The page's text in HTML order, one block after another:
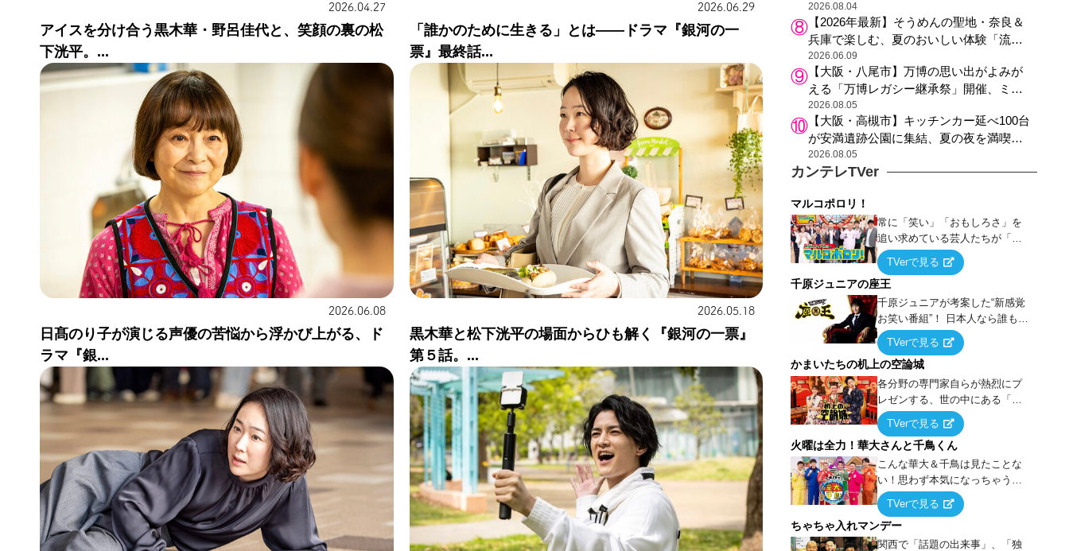
2026.04.27
アイスを分け合う黒木華・野呂佳代と、笑顔の裏の松
下洸平。...
2026.06.29
「誰かのために生きる」とは——ドラマ『銀河の一
票』最終話...
2026.06.08
日髙のり子が演じる声優の苦悩から浮かび上がる、ド
ラマ『銀...
2026.05.18
黒木華と松下洸平の場面からひも解く『銀河の一票』
第５話。...
銘菓“おたべ”との限定コラボも
2026.08.04
【2026年最新】そうめんの聖地・奈良＆
兵庫で楽しむ、夏のおいしい体験「流し
そうめん体験」おすすめ3選
2026.06.09
【大阪・八尾市】万博の思い出がよみが
える「万博レガシー継承祭」開催、ミャ
クミャク登場、大屋根リング木材展示も
2026.08.05
【大阪・高槻市】キッチンカー延べ100台
が安満遺跡公園に集結、夏の夜を満喫す
る4日間のグルメイベント
2026.08.05
カンテレTVer
マルコポロリ！
常に「笑い」「おもしろさ」を
追い求めている芸人たちが「芸
能界」という大海原に漕ぎ出で
て、新たなオモシロ人間を発掘
する！
TVerで見る
千原ジュニアの座王
千原ジュニアが考案した“新感覚
お笑い番組”！ 日本人なら誰もが
馴染みのある『イス取りゲー
ム』をベースに、大喜利・ギャ
グ・モノボケ・歌…など様々な
お題で芸人がショートネタを競
い合う！
TVerで見る
かまいたちの机上の空論城
各分野の専門家自らが熱烈にプ
レゼンする、世の中にある「試
したことはないが、やってみた
らこうなる！…ハズ」という“机
上の空論”に若手芸人らがカラダ
を張って挑む！
TVerで見る
火曜は全力！華大さんと千鳥くん
こんな華大＆千鳥は見たことな
い！思わず本気になっちゃうゲ
ームに挑戦するバラエティー！
TVerで見る
ちゃちゃ入れマンデー
関西で「話題の出来事」、「独